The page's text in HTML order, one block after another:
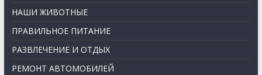
НАШИ ЖИВОТНЫЕ
ПРАВИЛЬНОЕ ПИТАНИЕ
РАЗВЛЕЧЕНИЕ И ОТДЫХ
РЕМОНТ АВТОМОБИЛЕЙ